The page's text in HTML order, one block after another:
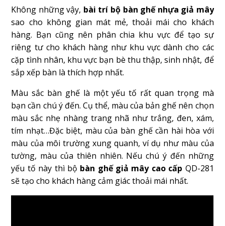
Không những vậy, bài trí bộ bàn ghế nhựa giả mây
sao cho không gian mát mẻ, thoải mái cho khách
hàng. Bạn cũng nên phân chia khu vực để tạo sự
riêng tư cho khách hàng như khu vực dành cho các
cặp tình nhân, khu vực bạn bè thu thập, sinh nhật, để
sắp xếp bàn là thích hợp nhất.
Màu sắc bàn ghế là một yếu tố rất quan trọng mà
bạn cần chú ý đến. Cụ thể, màu của bản ghế nên chọn
màu sắc nhẹ nhàng trang nhã như trắng, đen, xám,
tím nhạt…Đặc biệt, màu của bàn ghế cần hài hòa với
màu của môi trường xung quanh, ví dụ như màu của
tường, màu của thiên nhiên. Nếu chú ý đến những
yếu tố này thì bộ bàn ghế giả mây cao cấp QD-281
sẽ tạo cho khách hàng cảm giác thoải mái nhất.